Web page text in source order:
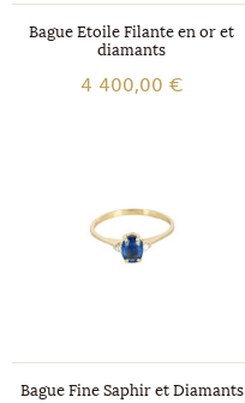
Bague Etoile Filante en or et
diamants
4 400,00 €
Bague Fine Saphir et Diamants